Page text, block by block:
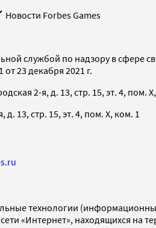
Новости Forbes Games
службой по надзору в сфере
23 декабря 2021 г.
2-я, д. 13, стр. 15, эт. 4, пом.
13, стр. 15, эт. 4, пом. X, ком. 1
технологии
«Интернет», находящихся на